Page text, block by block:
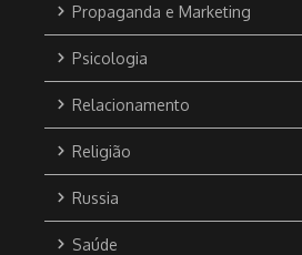
Propaganda e Marketing
Psicologia
Relacionamento
Religião
Russia
Saúde